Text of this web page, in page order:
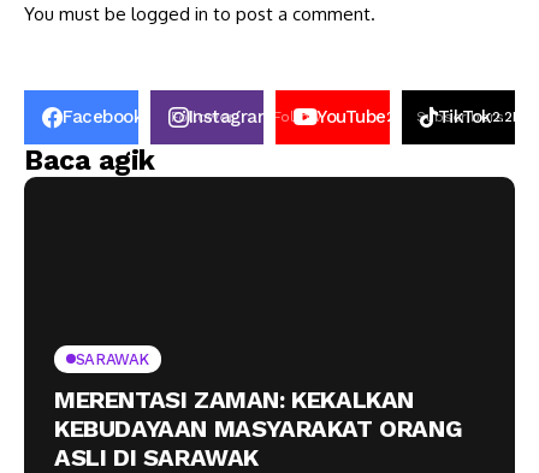
You must be logged in to post a comment.
Facebook 50KFollower
Instagram FollowYouTube2.6k Subscribers
TikTok2.2K
Baca agik
SARAWAK
MERENTASI ZAMAN: KEKALKAN
KEBUDAYAAN MASYARAKAT ORANG
ASLI DI SARAWAK